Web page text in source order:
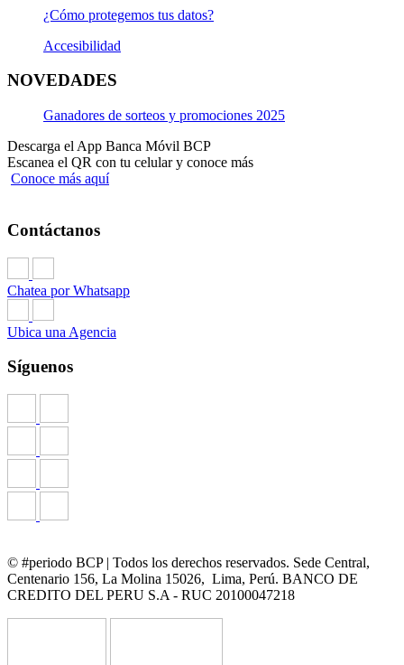
¿Cómo protegemos tus datos?
Accesibilidad
NOVEDADES
Ganadores de sorteos y promociones 2025
Descarga el App Banca Móvil BCP
Escanea el QR con tu celular y conoce más
Conoce más aquí
Contáctanos
Chatea por Whatsapp
Ubica una Agencia
Síguenos
© #periodo BCP | Todos los derechos reservados. Sede Central,
Centenario 156, La Molina 15026, Lima, Perú. BANCO DE
CREDITO DEL PERU S.A - RUC 20100047218